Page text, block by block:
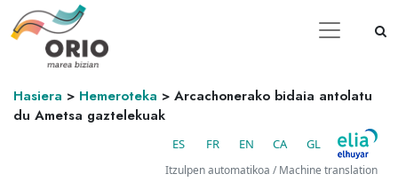
Hasiera > Hemeroteka > Arcachonerako bidaia antolatu
du Ametsa gaztelekuak
ES FR EN CA GL
Itzulpen automatikoa / Machine translation